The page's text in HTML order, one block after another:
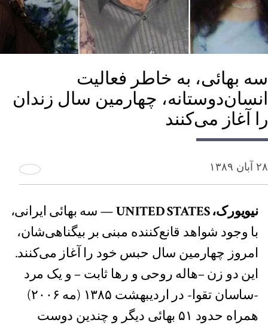
سه بهائی، به خاطر فعالیت
انسان‌دوستانه، چهارمین سال زندان
را آغاز می‌کنند
۲۸ آبان ۱۳۸۹
نیویورک، UNITED STATES
— سه بهائی ایرانی،
با وجود شواهد قانع‌کننده مبنی بر بیگناهی‌شان،
امروز چهارمین سال حبس خود را آغاز می‌کنند.
این دو زن –هاله روحی و رها ثابت – و يک مرد
-ساسان تقوا- در اردیبهشت ١٣٨۵ (مه ٢٠٠۶)
همراه حدود ۵١ بهائی دیگر و چندین دوست